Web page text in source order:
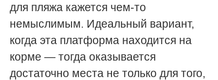
для пляжа кажется чем-то
немыслимым. Идеальный вариант,
когда эта платформа находится на
корме — тогда оказывается
достаточно места не только для того,